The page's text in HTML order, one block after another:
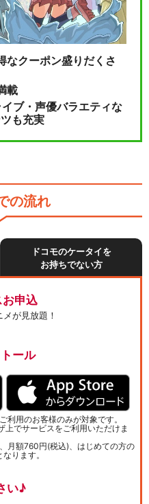
なクーポン盛りだくさ
載
ブ・声優バラエティな
も充実
の流れ
ドコモのケータイを
お持ちでない方
申込
メが見放題！
ール
利用のお客様のみが対象です。
上でサービスをご利用いただけま
月額760円(税込)、はじめての方の
ります。
い♪